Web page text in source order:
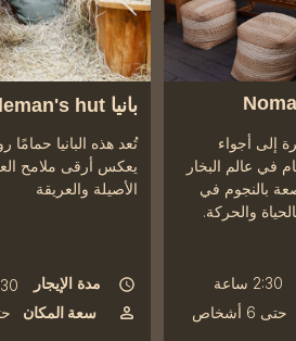
2:30 ساعة
حتى 6 أشخاص
إلى أجواء
في عالم البخار
بالنجوم في
والحركة.
2:30
مدة الإيجار
سعة المكان
تُعد هذه البانيا حمامًا
يعكس أرقى ملامح
الأصيلة والعريقة
بانيا Nobleman's hut